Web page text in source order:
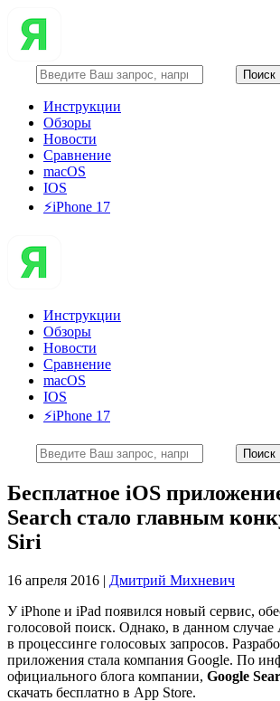
Инструкции
Обзоры
Новости
Сравнение
macOS
IOS
⚡️iPhone 17
Инструкции
Обзоры
Новости
Сравнение
macOS
IOS
⚡️iPhone 17
Бесплатное iOS
Search стало главным
Siri
16 апреля 2016 | Дмитрий Михневич
У iPhone и iPad появился новый сервис,
голосовой поиск. Однако, в данном случае
в процессинге голосовых запросов.
приложения стала компания Google. По
официального блога компании, Google
скачать бесплатно в App Store.